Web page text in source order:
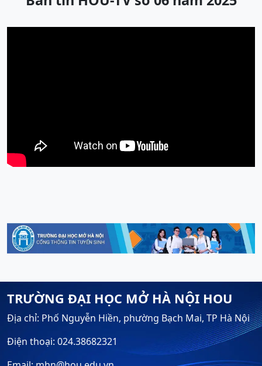
TRƯỜNG ĐẠI HỌC MỞ HÀ NỘI HOU
Địa chỉ: Phố Nguyễn Hiền, phường Bạch Mai, TP Hà Nội
Điện thoại: 024.38682321